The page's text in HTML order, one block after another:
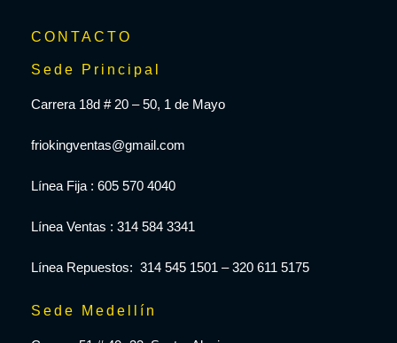
CONTACTO
Sede Principal
Carrera 18d # 20 – 50, 1 de Mayo
friokingventas@gmail.com
Línea Fija : 605 570 4040
Línea Ventas : 314 584 3341
Línea Repuestos: 314 545 1501 – 320 611 5175
Sede Medellín